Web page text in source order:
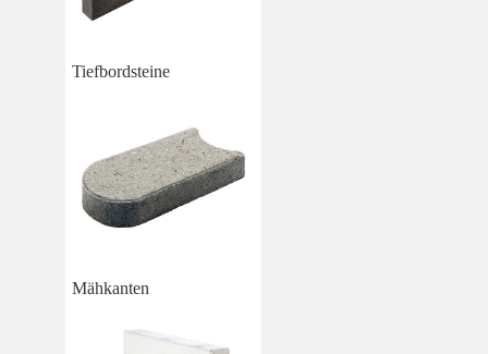
Tiefbordsteine
Mähkanten